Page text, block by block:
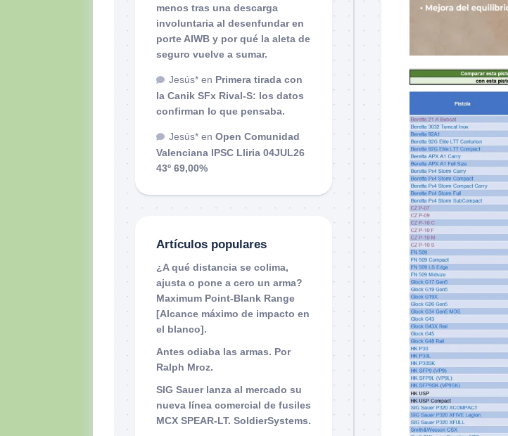
menos tras una descarga
involuntaria al desenfundar en
porte AIWB y por qué la aleta de
seguro vuelve a sumar.
Jesús* en Primera tirada con
la Canik SFx Rival-S: los datos
confirman lo que pensaba.
Jesús* en Open Comunidad
Valenciana IPSC Lliria 04JUL26
43º 69,00%
Artículos populares
¿A qué distancia se colima,
ajusta o pone a cero un arma?
Maximum Point-Blank Range
[Alcance máximo de impacto en
el blanco].
Antes odiaba las armas. Por
Ralph Mroz.
SIG Sauer lanza al mercado su
nueva línea comercial de fusiles
MCX SPEAR-LT. SoldierSystems.